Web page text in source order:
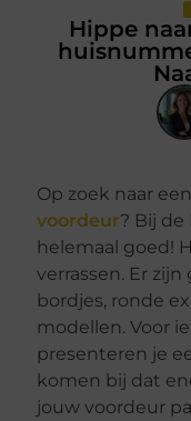
Hippe
Op zoek naar
voordeur? Bij
helemaal goed!
verrassen. Er
bordjes, ronde
modellen. Voor
presenteren je
komen bij dat
jouw voordeur